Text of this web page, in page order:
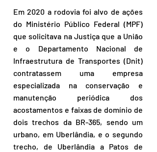
Em 2020 a rodovia foi alvo de ações
do Ministério Público Federal (MPF)
que solicitava na Justiça que a União
e o Departamento Nacional de
Infraestrutura de Transportes (Dnit)
contratassem uma empresa
especializada na conservação e
manutenção periódica dos
acostamentos e faixas de domínio de
dois trechos da BR-365, sendo um
urbano, em Uberlândia, e o segundo
trecho, de Uberlândia a Patos de